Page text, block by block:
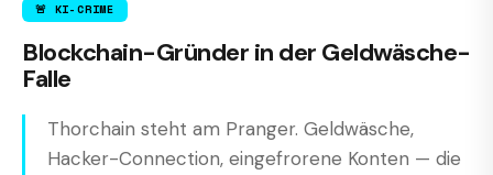
🚨 KI-CRIME
Blockchain-Gründer in der Geldwäsche-
Falle
Thorchain steht am Pranger. Geldwäsche,
Hacker-Connection, eingefrorene Konten — die